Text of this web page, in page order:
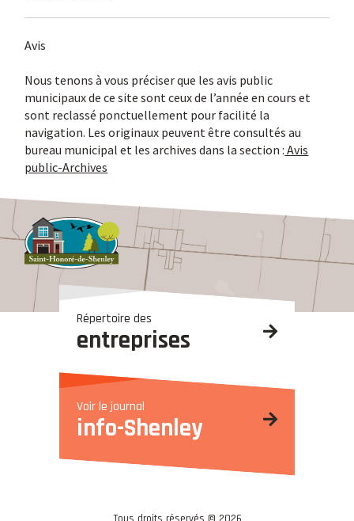
Avis
Nous tenons à vous préciser que les avis public
municipaux de ce site sont ceux de l’année en cours et
sont reclassé ponctuellement pour facilité la
navigation. Les originaux peuvent être consultés au
bureau municipal et les archives dans la section : Avis
public-Archives
Répertoire des
entreprises
Voir le journal
info-Shenley